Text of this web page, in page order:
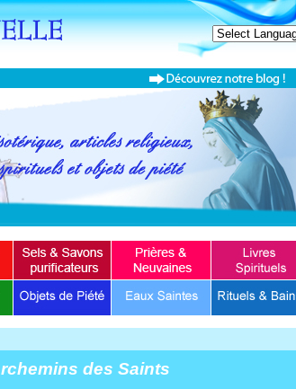
des Saints